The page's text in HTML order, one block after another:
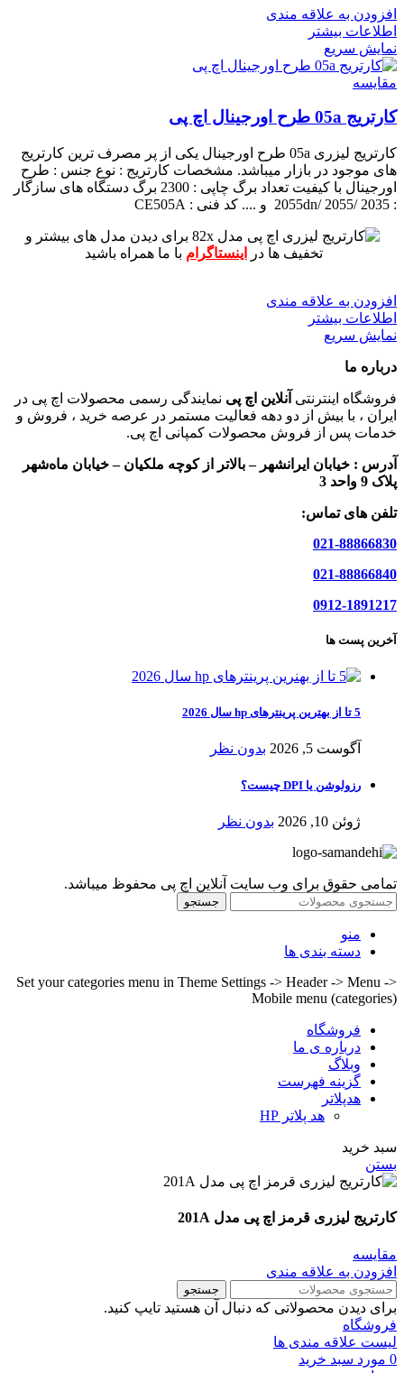
افزودن به علاقه مندی
اطلاعات بیشتر
نمایش سریع
مقايسه
کارتریج 05a طرح اورجینال اچ پی
کارتریج لیزری 05a طرح اورجینال یکی از پر مصرف ترین کارتریج
های موجود در بازار میباشد. مشخصات کارتریج : نوع جنس : طرح
اورجینال با کیفیت تعداد برگ چاپی : 2300 برگ
دستگاه های سازگار
: 2055dn/ 2055/ 2035 و ....
کد فنی : CE505A
برای دیدن مدل های بیشتر و
تخفیف ها در
اینستاگرام با ما همراه باشید
افزودن به علاقه مندی
اطلاعات بیشتر
نمایش سریع
درباره ما
فروشگاه اینترنتی آنلاین اچ پی نمایندگی رسمی محصولات اچ پی در
ایران ، با بیش از دو دهه فعالیت مستمر در عرصه خرید ، فروش و
خدمات پس از فروش محصولات کمپانی اچ پی.
آدرس : خیابان ایرانشهر – بالاتر از کوچه ملکیان – خیابان ماه‌شهر
پلاک 9 واحد 3
تلفن های تماس:
021-88866830
021-88866840
0912-1891217
آخرین پست ها
5 تا از بهترین پرینترهای hp سال 2026
آگوست 5, 2026 بدون نظر
رزولوشن یا DPI چیست؟
ژوئن 10, 2026 بدون نظر
تمامی حقوق برای وب سایت آنلاین اچ پی محفوظ میباشد.
جستجو
منو
دسته بندی ها
Set your categories menu in Theme Settings -> Header -> Menu ->
Mobile menu (categories)
فروشگاه
درباره ی ما
وبلاگ
گزینه فهرست
هدپلاتر
هد پلاتر HP
سبد خرید
بستن
کارتریج لیزری قرمز اچ پی مدل 201A
مقايسه
افزودن به علاقه مندی
جستجو
برای دیدن محصولاتی که دنبال آن هستید تایپ کنید.
فروشگاه
لیست علاقه مندی ها
0 مورد سبد خرید